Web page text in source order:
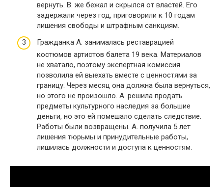
вернуть. В. же бежал и скрылся от властей. Его
задержали через год, приговорили к 10 годам
лишения свободы и штрафным санкциям.
Гражданка А. занималась реставрацией
костюмов артистов балета 19 века. Материалов
не хватало, поэтому экспертная комиссия
позволила ей выехать вместе с ценностями за
границу. Через месяц она должна была вернуться,
но этого не произошло. А. решила продать
предметы культурного наследия за большие
деньги, но это ей помешало сделать следствие.
Работы были возвращены. А. получила 5 лет
лишения тюрьмы и принудительные работы,
лишилась должности и доступа к ценностям.